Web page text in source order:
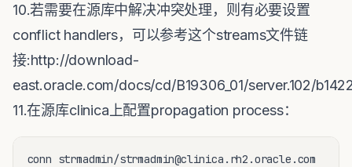
10.若需要在源库中解决冲突处理，则有必要设置
conflict handlers，可以参考这个streams文件链
接:http://download-
east.oracle.com/docs/cd/B19306_01/server.102/
11.在源库clinica上配置propagation process：
conn strmadmin/strmadmin@clinica.rh2.oracle.com